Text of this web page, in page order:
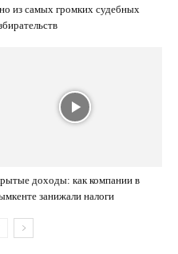
из самых громких судебных
доходы: как компании в
занижали налоги